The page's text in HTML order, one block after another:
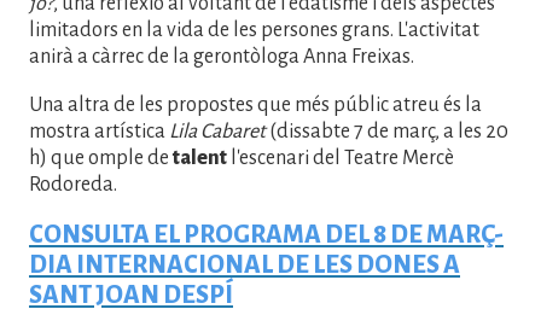
limitadors en la vida de les persones grans. L'activitat
anirà a càrrec de la gerontòloga Anna Freixas.
Una altra de les propostes que més públic atreu és la
mostra artística Lila Cabaret(dissabte 7 de març, a les 20
h) que omple detalent l'escenari del Teatre Mercè
Rodoreda.
CONSULTA EL PROGRAMA DEL 8 DE MARÇ-
DIA INTERNACIONAL DE LES DONES A
SANT JOAN DESPÍ